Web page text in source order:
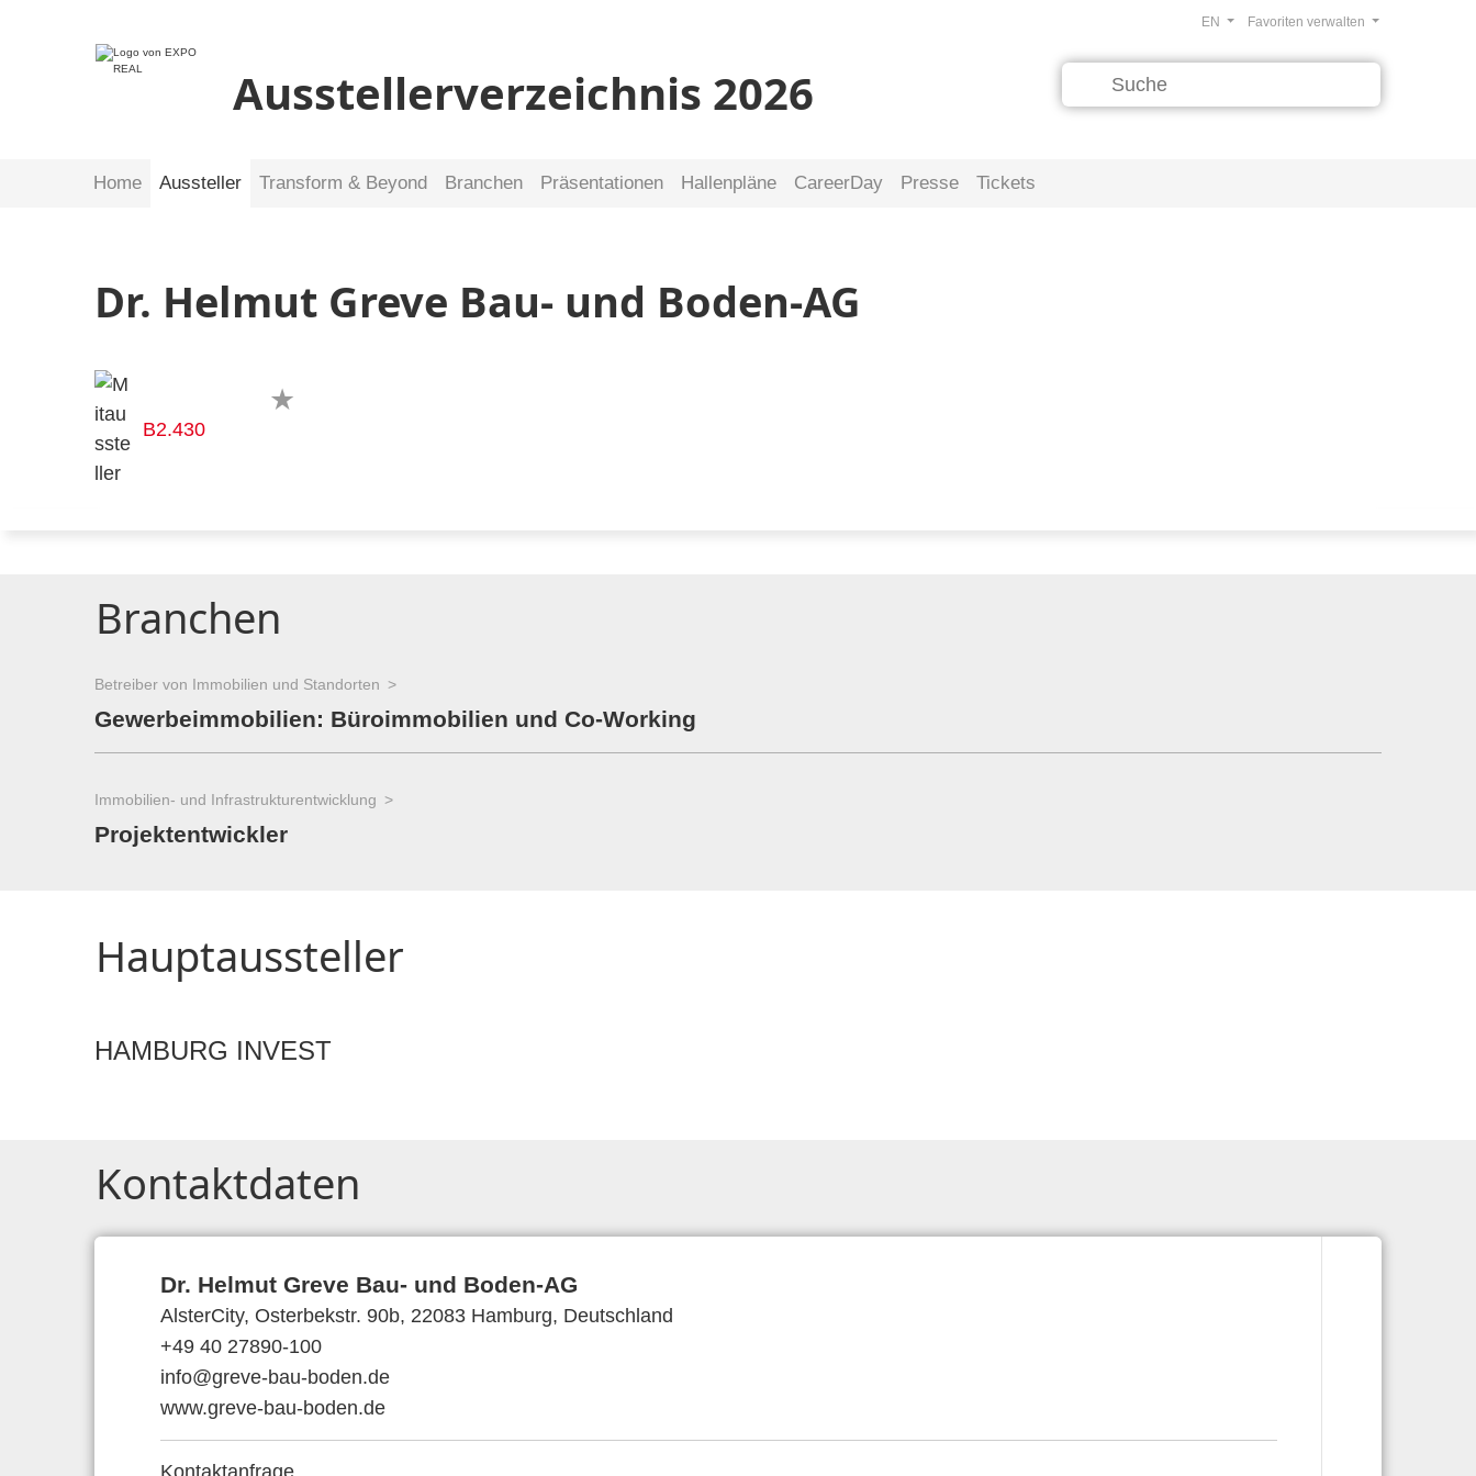
Ausstellerverzeichnis 2026
Favoriten verwalten
EN
Home Aussteller Transform & Beyond Branchen Präsentationen Hallenpläne CareerDay Presse Tickets
Dr. Helmut Greve Bau- und Boden-AG
B2.430
Branchen
Betreiber von Immobilien und Standorten
Gewerbeimmobilien: Büroimmobilien und Co-Working
Immobilien- und Infrastrukturentwicklung
Projektentwickler
Hauptaussteller
HAMBURG INVEST
Kontaktdaten
Dr. Helmut Greve Bau- und Boden-AG
AlsterCity, Osterbekstr. 90b, 22083 Hamburg, Deutschland
+49 40 27890-100
info@greve-bau-boden.de
www.greve-bau-boden.de